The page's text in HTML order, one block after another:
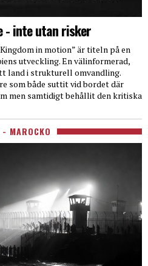
- inte utan risker
in motion” är titeln på en
utveckling. En välinformerad,
land i strukturell omvandling.
som både suttit vid bordet där
men samtidigt behållit den kritiska
- MAROCKO